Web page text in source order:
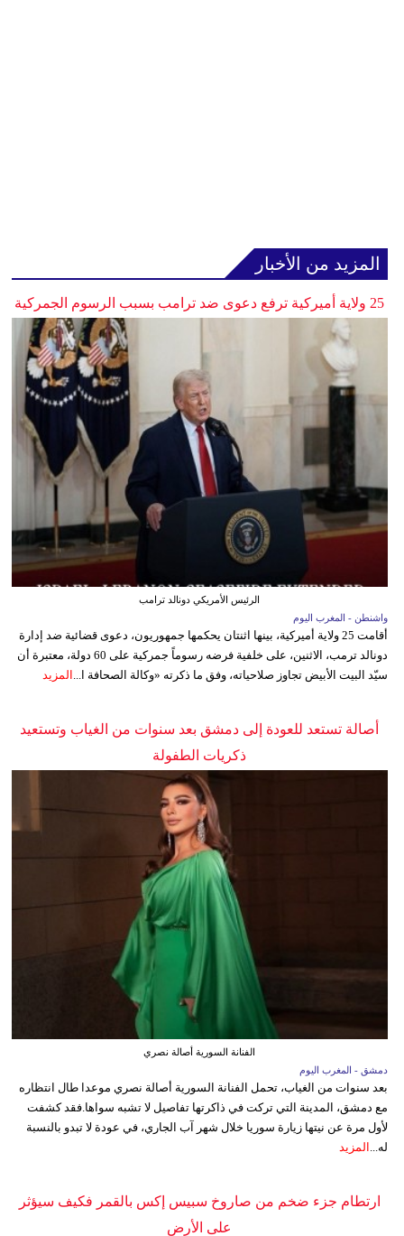
المزيد من الأخبار
25 ولاية أميركية ترفع دعوى ضد ترامب بسبب الرسوم الجمركية
الرئيس الأمريكي دونالد ترامب
واشنطن - المغرب اليوم
أقامت 25 ولاية أميركية، بينها اثنتان يحكمها جمهوريون، دعوى قضائية ضد إدارة
دونالد ترمب، الاثنين، على خلفية فرضه رسوماً جمركية على 60 دولة، معتبرة أن
سيّد البيت الأبيض تجاوز صلاحياته، وفق ما ذكرته «وكالة الصحافة ا...
المزيد
أصالة تستعد للعودة إلى دمشق بعد سنوات من الغياب وتستعيد
ذكريات الطفولة
الفنانة السورية أصالة نصري
دمشق - المغرب اليوم
بعد سنوات من الغياب، تحمل الفنانة السورية أصالة نصري موعدا طال انتظاره
مع دمشق، المدينة التي تركت في ذاكرتها تفاصيل لا تشبه سواها.فقد كشفت
لأول مرة عن نيتها زيارة سوريا خلال شهر آب الجاري، في عودة لا تبدو بالنسبة
له... المزيد
ارتطام جزء ضخم من صاروخ سبيس إكس بالقمر فكيف سيؤثر
على الأرض